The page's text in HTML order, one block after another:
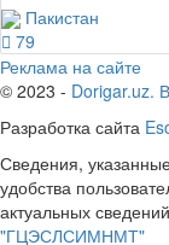
Пакистан
79
Реклама на сайте
© 2023 - Dorigar.uz.
Разработка сайта
Сведения,
удобства
актуальных
"ГЦЭСЛСИМНМТ"